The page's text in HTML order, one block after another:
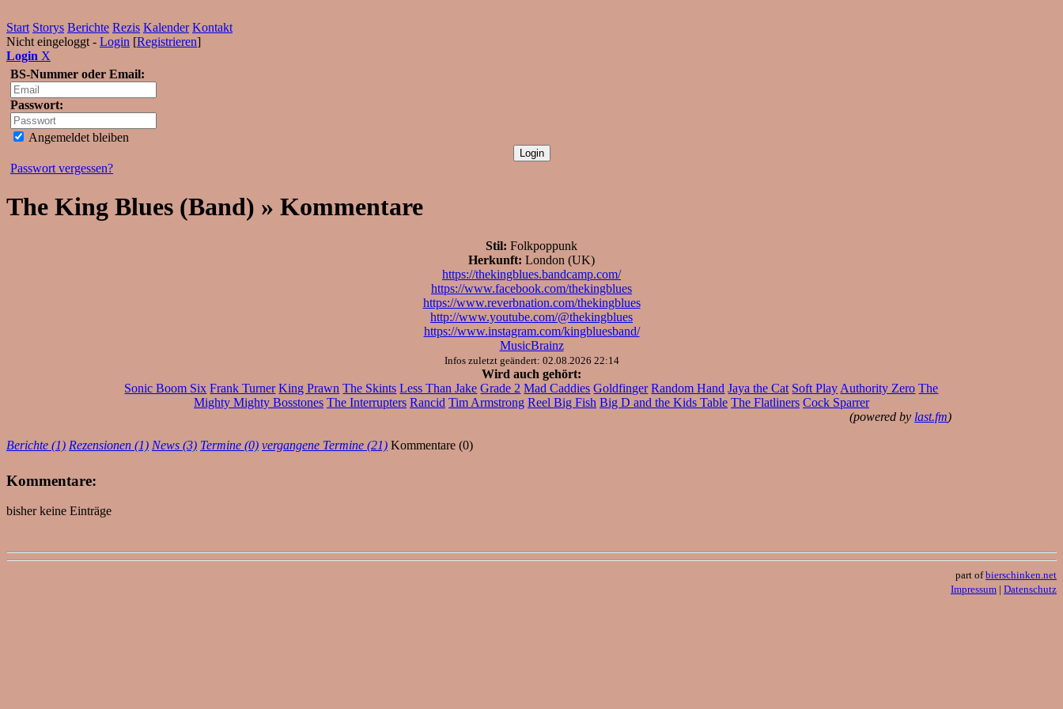
Start Storys Berichte Rezis Kalender Kontakt
Nicht eingeloggt - Login [Registrieren]
Login X
BS-Nummer oder Email:
Passwort:
Angemeldet bleiben
Passwort vergessen?
The King Blues (Band) » Kommentare
Stil: Folkpoppunk
Herkunft: London (UK)
https://thekingblues.bandcamp.com/
https://www.facebook.com/thekingblues
https://www.reverbnation.com/thekingblues
http://www.youtube.com/@thekingblues
https://www.instagram.com/kingbluesband/
MusicBrainz
Infos zuletzt geändert: 02.08.2026 22:14
Wird auch gehört:
Sonic Boom Six Frank Turner King Prawn The Skints Less Than Jake Grade 2 Mad Caddies Goldfinger Random Hand Jaya the Cat Soft Play Authority Zero The
Mighty Mighty Bosstones The Interrupters Rancid Tim Armstrong Reel Big Fish Big D and the Kids Table The Flatliners Cock Sparrer
(powered by last.fm)
Berichte (1) Rezensionen (1) News (3) Termine (0) vergangene Termine (21) Kommentare (0)
Kommentare:
bisher keine Einträge
part ofbierschinken.net
Impressum | Datenschutz